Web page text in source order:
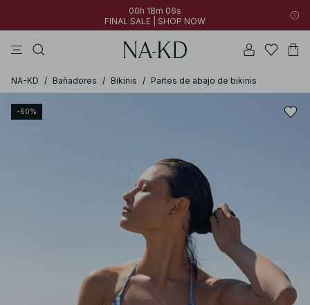
00h 18m 05s
FINAL SALE | SHOP NOW
00h 18m 05s
FINAL SALE | SHOP NOW
30% OFF EVERYTHING | SHOP NOW
NA-KD / Bañadores / Bikinis / Partes de abajo de bikinis
-60%